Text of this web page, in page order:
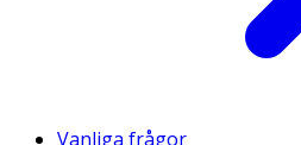
Vanliga frågor